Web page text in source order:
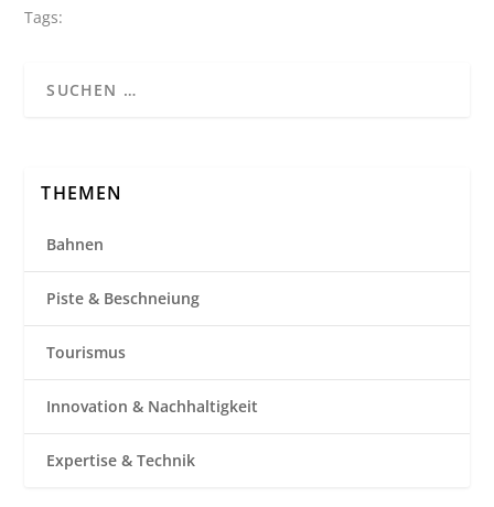
Tags:
THEMEN
Bahnen
Piste & Beschneiung
Tourismus
Innovation & Nachhaltigkeit
Expertise & Technik